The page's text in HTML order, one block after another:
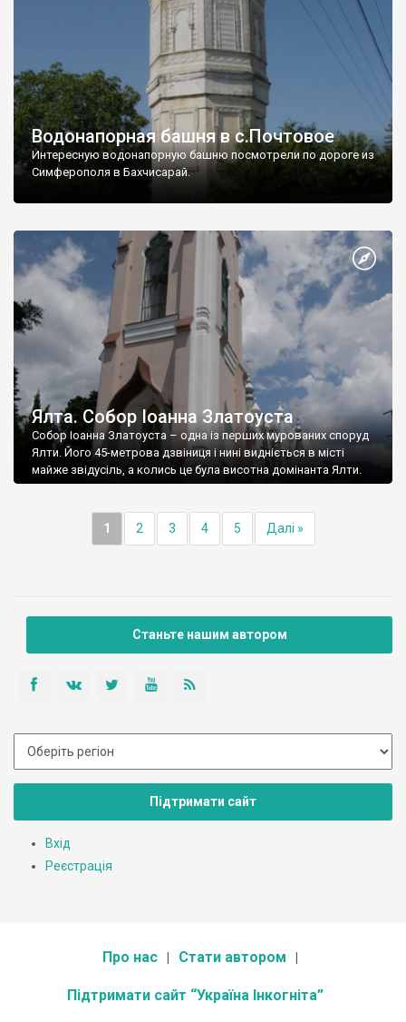
Водонапорная башня в с.Почтовое
Интересную водонапорную башню посмотрели по дороге из
Симферополя в Бахчисарай.
Ялта. Собор Іоанна Златоуста
Собор Іоанна Златоуста – одна із перших мурованих споруд
Ялти. Його 45-метрова дзвіниця і нині видніється в місті
майже звідусіль, а колись це була висотна домінанта Ялти.
1 2 3 4 5 Далі »
Станьте нашим автором
Підтримати сайт
Вхід
Реєстрація
Про нас Стати автором
Підтримати сайт “Україна Інкогніта”